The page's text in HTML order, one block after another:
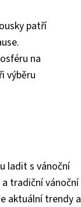
patří
na
výběru
ladit s vánoční
tradiční vánoční
aktuální trendy a